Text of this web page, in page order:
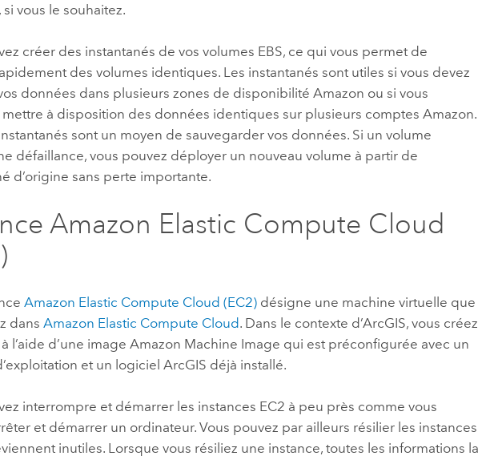
si vous le souhaitez.
créer des instantanés de vos volumes EBS, ce qui vous permet de
des volumes identiques. Les instantanés sont utiles si vous devez
données dans plusieurs zones de disponibilitéAmazon ou si vous
mettre à disposition des données identiques sur plusieurs comptesAmazon.
sont un moyen de sauvegarder vos données. Si un volume
défaillance, vous pouvez déployer un nouveau volume à partir de
d’origine sans perte importante.
Amazon Elastic Compute Cloud
Amazon Elastic Compute Cloud (EC2) désigne une machine virtuelle que
dansAmazon Elastic Compute Cloud. Dans le contexte d’ArcGIS, vous créez
à l’aide d’une imageAmazon Machine Image qui est préconfigurée avec un
et un logiciel ArcGIS déjà installé.
interrompre et démarrer les instances EC2 à peu près comme vous
et démarrer un ordinateur. Vous pouvez par ailleurs résilier les instances
inutiles. Lorsque vous résiliez une instance, toutes les informations la